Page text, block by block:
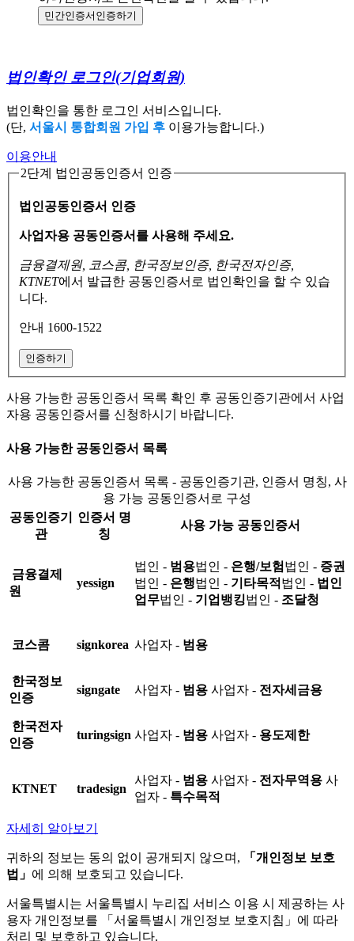
민간인증서 인증하기
법인확인 로그인(기업회원)
법인확인을 통한 로그인 서비스입니다.
(단, 서울시 통합회원 가입 후 이용가능합니다.)
이용안내
2단계 법인공동인증서 인증
법인공동인증서 인증
사업자용 공동인증서를 사용해 주세요.
금융결제원, 코스콤, 한국정보인증, 한국전자인증,
KTNET에서 발급한 공동인증서로 법인확인을 할 수 있습
니다.
안내 1600-1522
인증하기
사용 가능한 공동인증서 목록 확인 후 공동인증기관에서 사업
자용 공동인증서를 신청하시기 바랍니다.
사용 가능한 공동인증서 목록
사용 가능한 공동인증서 목록 - 공동인증기관, 인증서 명칭, 사
용 가능 공동인증서로 구성
공동인증기
관
인증서 명
칭
사용 가능 공동인증서
금융결제
원
yessign
법인 - 범용법인 - 은행/보험 법인 - 증권
법인 - 은행법인 - 기타목적 법인 - 법인
업무법인 - 기업뱅킹법인 - 조달청
코스콤 signkorea 사업자 - 범용
한국정보
인증
signgate 사업자 - 범용 사업자 - 전자세금용
한국전자
인증
turingsign 사업자 - 범용 사업자 - 용도제한
KTNET tradesign
사업자 - 범용 사업자 - 전자무역용 사
업자 - 특수목적
자세히 알아보기
귀하의 정보는 동의 없이 공개되지 않으며,
「개인정보 보호
법」 에 의해 보호되고 있습니다.
서울특별시는 서울특별시 누리집 서비스 이용 시 제공하는 사
용자 개인정보를 「서울특별시 개인정보 보호지침」에 따라
처리 및 보호하고 있습니다.